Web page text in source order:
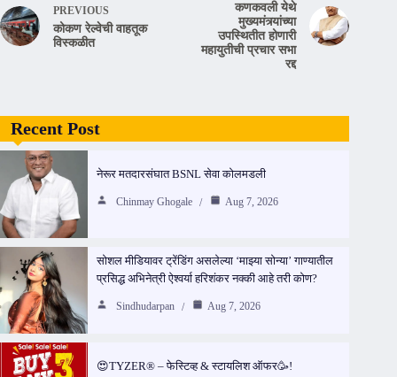
PREVIOUS
कोकण रेल्वेची वाहतूक
विस्कळीत
कणकवली येथे
मुख्यमंत्र्यांच्या
उपस्थितीत होणारी
महायुतीची प्रचार सभा
रद्द
Recent Post
नेरूर मतदारसंघात BSNL सेवा कोलमडली
Chinmay Ghogale Aug 7, 2026
सोशल मीडियावर ट्रेंडिंग असलेल्या ‘माझ्या सोन्या’ गाण्यातील
प्रसिद्ध अभिनेत्री ऐश्वर्या हरिशंकर नक्की आहे तरी कोण?
Sindhudarpan Aug 7, 2026
😍TYZER® – फेस्टिव्ह & स्टायलिश ऑफर🥳!